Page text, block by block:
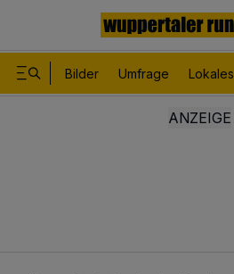
Bilder Umfrage Lokales